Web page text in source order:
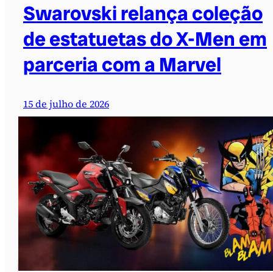
Swarovski relança coleção
de estatuetas do X-Men em
parceria com a Marvel
15 de julho de 2026